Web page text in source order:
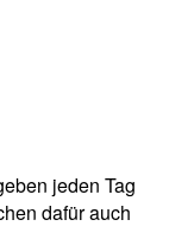
jeden Tag
dafür auch